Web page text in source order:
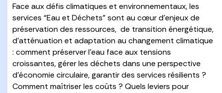
Face aux défis climatiques et environnementaux, les
services “Eau et Déchets” sont au cœur d’enjeux de
préservation des ressources, de transition énergétique,
d’atténuation et adaptation au changement climatique
: comment préserver l’eau face aux tensions
croissantes, gérer les déchets dans une perspective
d’économie circulaire, garantir des services résilients ?
Comment maîtriser les coûts ? Quels leviers pour